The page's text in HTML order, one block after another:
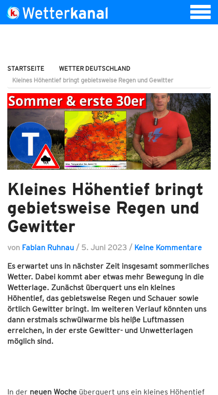
STARTSEITE
WETTER DEUTSCHLAND
Kleines Höhentief bringt gebietsweise Regen und Gewitter
Kleines Höhentief bringt
gebietsweise Regen und
Gewitter
von Fabian Ruhnau / 5. Juni 2023 / Keine Kommentare
Es erwartet uns in nächster Zeit insgesamt sommerliches
Wetter. Dabei kommt aber etwas mehr Bewegung in die
Wetterlage. Zunächst überquert uns ein kleines
Höhentief, das gebietsweise Regen und Schauer sowie
örtlich Gewitter bringt. Im weiteren Verlauf könnten uns
dann erstmals schwülwarme bis heiße Luftmassen
erreichen, in der erste Gewitter- und Unwetterlagen
möglich sind.
In der neuen Woche überquert uns ein kleines Höhentief